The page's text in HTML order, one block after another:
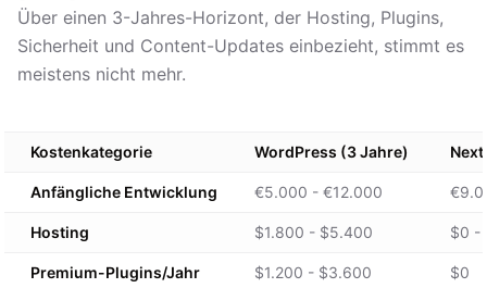
Über einen 3-Jahres-Horizont, der Hosting, Plugins,
Sicherheit und Content-Updates einbezieht, stimmt es
meistens nicht mehr.
Kostenkategorie WordPress (3 Jahre)
Anfängliche Entwicklung €5.000 - €12.000
Hosting $1.800 - $5.400 $0 -
Premium-Plugins/Jahr $1.200 - $3.600 $0